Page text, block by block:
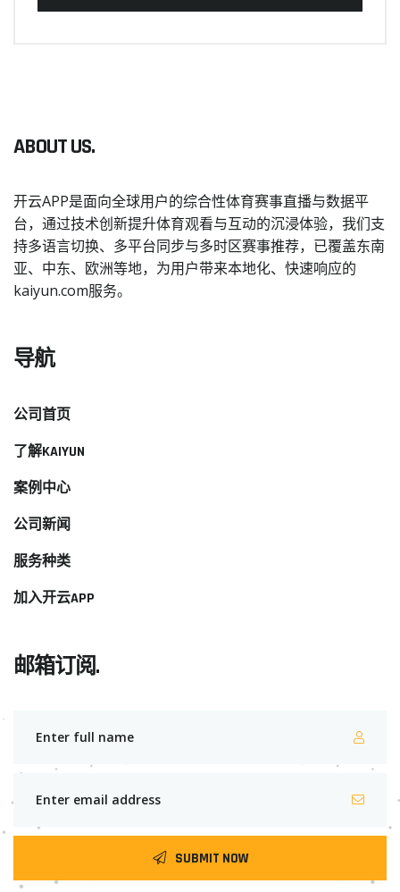
ABOUT US.
开云APP是面向全球用户的综合性体育赛事直播与数据平
台，通过技术创新提升体育观看与互动的沉浸体验，我们支
持多语言切换、多平台同步与多时区赛事推荐，已覆盖东南
亚、中东、欧洲等地，为用户带来本地化、快速响应的
kaiyun.com服务。
导航
公司首页
了解KAIYUN
案例中心
公司新闻
服务种类
加入开云APP
邮箱订阅.
SUBMIT NOW